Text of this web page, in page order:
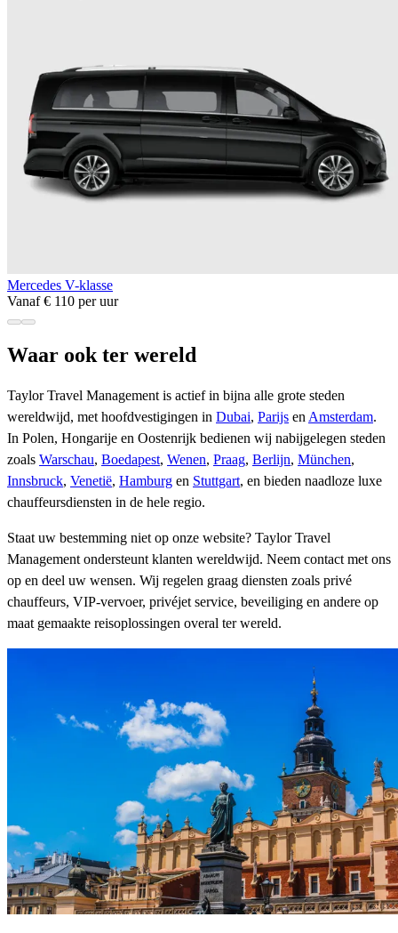
Mercedes V-klasse
Vanaf € 110 per uur
Waar ook ter wereld
Taylor Travel Management is actief in bijna alle grote steden
wereldwijd, met hoofdvestigingen in Dubai, Parijs en Amsterdam.
In Polen, Hongarije en Oostenrijk bedienen wij nabijgelegen steden
zoals Warschau, Boedapest, Wenen, Praag, Berlijn, München,
Innsbruck, Venetië, Hamburg en Stuttgart, en bieden naadloze luxe
chauffeursdiensten in de hele regio.
Staat uw bestemming niet op onze website? Taylor Travel
Management ondersteunt klanten wereldwijd. Neem contact met ons
op en deel uw wensen. Wij regelen graag diensten zoals privé
chauffeurs, VIP-vervoer, privéjet service, beveiliging en andere op
maat gemaakte reisoplossingen overal ter wereld.